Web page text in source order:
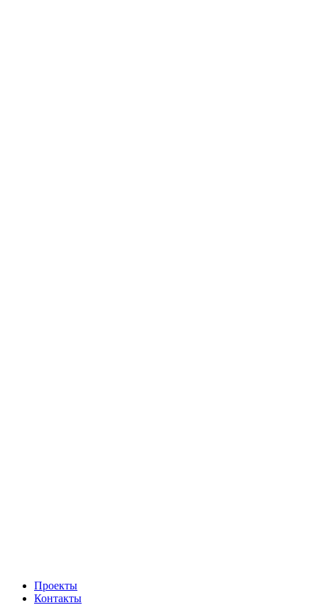
Проекты
Контакты